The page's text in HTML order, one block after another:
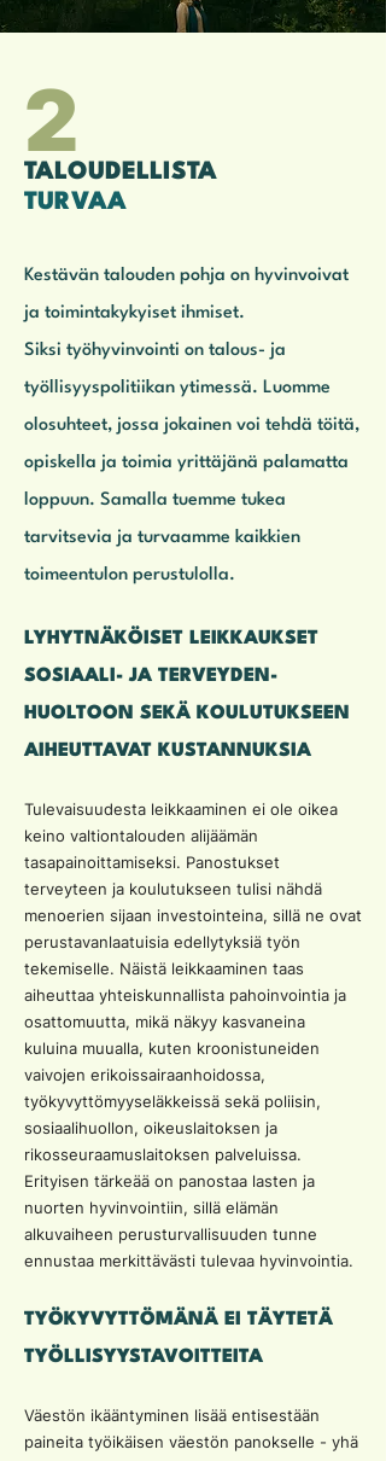
2
TALOUDELLISTA
TURVAA
Kestävän talouden pohja on hyvinvoivat
ja toimintakykyiset ihmiset.
Siksi työhyvinvointi on talous- ja
työllisyyspolitiikan ytimessä. Luomme
olosuhteet, jossa jokainen voi tehdä töitä,
opiskella ja toimia yrittäjänä palamatta
loppuun. Samalla tuemme tukea
tarvitsevia ja turvaamme kaikkien
toimeentulon perustulolla.
LYHYTNÄKÖISET LEIKKAUKSET
SOSIAALI- JA TERVEYDEN-
HUOLTOON SEKÄ KOULUTUKSEEN
AIHEUTTAVAT KUSTANNUKSIA
Tulevaisuudesta leikkaaminen ei ole oikea
keino valtiontalouden alijäämän
tasapainoittamiseksi. Panostukset
terveyteen ja koulutukseen tulisi nähdä
menoerien sijaan investointeina, sillä ne ovat
perustavanlaatuisia edellytyksiä työn
tekemiselle. Näistä leikkaaminen taas
aiheuttaa yhteiskunnallista pahoinvointia ja
osattomuutta, mikä näkyy kasvaneina
kuluina muualla, kuten kroonistuneiden
vaivojen erikoissairaanhoidossa,
työkyvyttömyyseläkkeissä sekä poliisin,
sosiaalihuollon, oikeuslaitoksen ja
rikosseuraamuslaitoksen palveluissa.
Erityisen tärkeää on panostaa lasten ja
nuorten hyvinvointiin, sillä elämän
alkuvaiheen perusturvallisuuden tunne
ennustaa merkittävästi tulevaa hyvinvointia.
TYÖKYVYTTÖMÄNÄ EI TÄYTETÄ
TYÖLLISYYSTAVOITTEITA
Väestön ikääntyminen lisää entisestään
paineita työikäisen väestön panokselle - yhä